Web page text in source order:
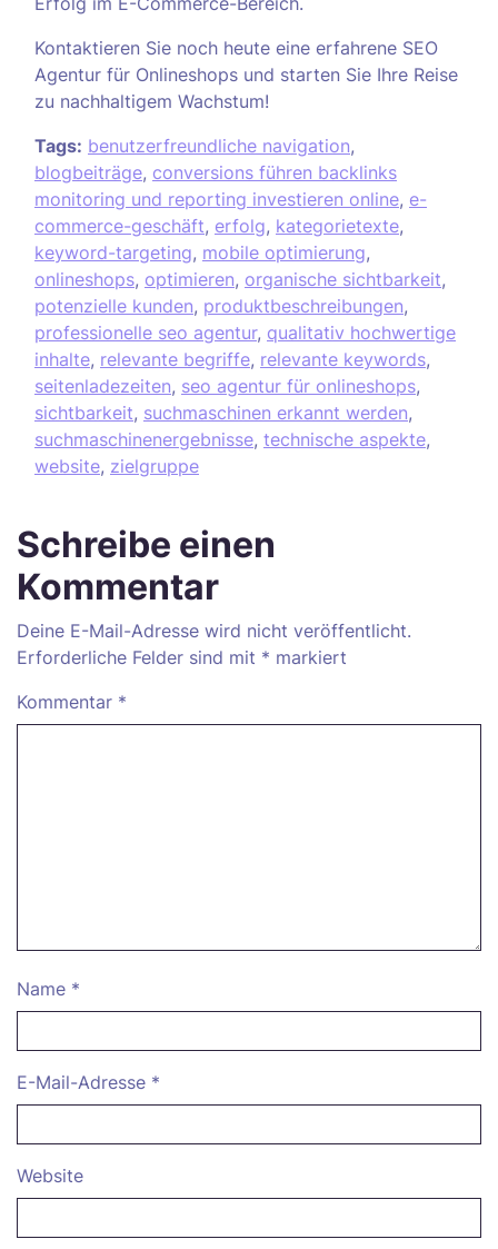
Kontaktieren Sie noch heute eine erfahrene SEO
Agentur für Onlineshops und starten Sie Ihre Reise
zu nachhaltigem Wachstum!
Tags: benutzerfreundliche navigation,
blogbeiträge, conversions führen backlinks
monitoring und reporting investieren online, e-
commerce-geschäft, erfolg, kategorietexte,
keyword-targeting, mobile optimierung,
onlineshops, optimieren, organische sichtbarkeit,
potenzielle kunden, produktbeschreibungen,
professionelle seo agentur, qualitativ hochwertige
inhalte, relevante begriffe, relevante keywords,
seitenladezeiten, seo agentur für onlineshops,
sichtbarkeit, suchmaschinen erkannt werden,
suchmaschinenergebnisse, technische aspekte,
website, zielgruppe
Schreibe einen
Kommentar
Deine E-Mail-Adresse wird nicht veröffentlicht.
Erforderliche Felder sind mit * markiert
Kommentar *
Name *
E-Mail-Adresse *
Website